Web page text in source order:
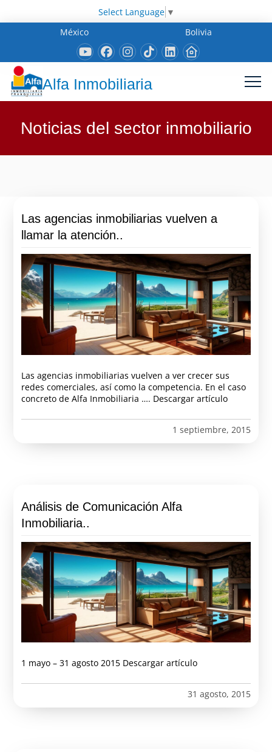
Select Language ▼
México
Bolivia
Alfa Inmobiliaria
Noticias del sector inmobiliario
Las agencias inmobiliarias vuelven a
llamar la atención..
Las agencias inmobiliarias vuelven a ver crecer sus
redes comerciales, así como la competencia. En el caso
concreto de Alfa Inmobiliaria …. Descargar artículo
1 septiembre, 2015
Análisis de Comunicación Alfa
Inmobiliaria..
1 mayo – 31 agosto 2015 Descargar artículo
31 agosto, 2015